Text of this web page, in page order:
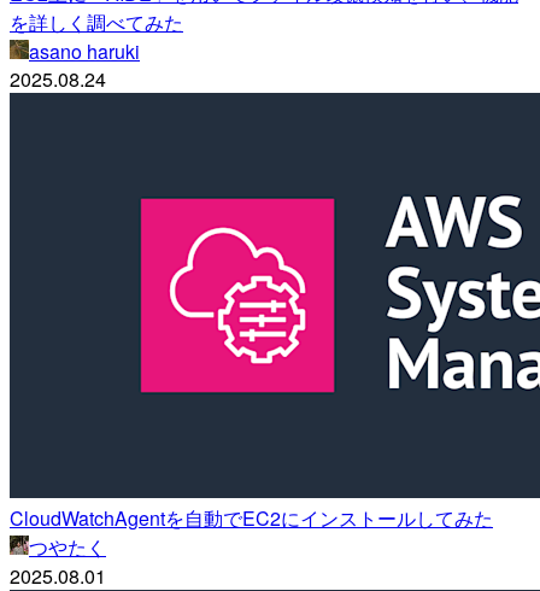
を詳しく調べてみた
asano haruki
2025.08.24
CloudWatchAgentを自動でEC2にインストールしてみた
つやたく
2025.08.01